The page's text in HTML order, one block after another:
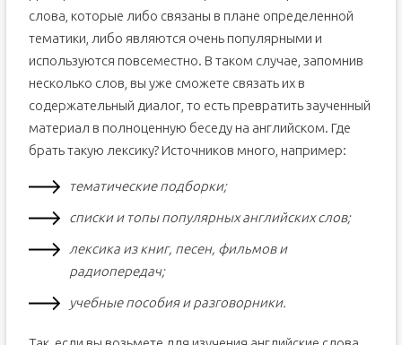
слова, которые либо связаны в плане определенной
тематики, либо являются очень популярными и
используются повсеместно. В таком случае, запомнив
несколько слов, вы уже сможете связать их в
содержательный диалог, то есть превратить заученный
материал в полноценную беседу на английском. Где
брать такую лексику? Источников много, например:
тематические подборки;
списки и топы популярных английских слов;
лексика из книг, песен, фильмов и
радиопередач;
учебные пособия и разговорники.